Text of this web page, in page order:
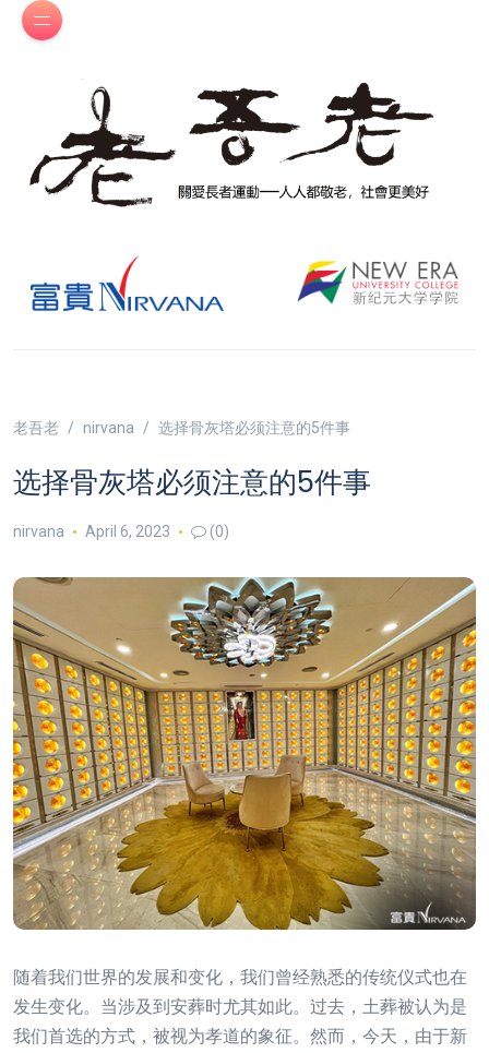
老吾老 nirvana 选择骨灰塔必须注意的5件事
选择骨灰塔必须注意的5件事
nirvana April 6, 2023 (0)
随着我们世界的发展和变化，我们曾经熟悉的传统仪式也在
发生变化。当涉及到安葬时尤其如此。过去，土葬被认为是
我们首选的方式，被视为孝道的象征。然而，今天，由于新